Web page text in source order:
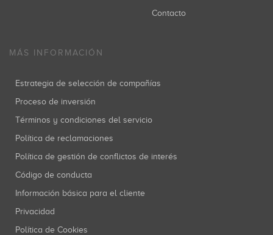
Contacto
MÁS INFORMACIÓN
Estrategia de selección de compañías
Proceso de inversión
Términos y condiciones del servicio
Política de reclamaciones
Política de gestión de conflictos de interés
Código de conducta
Información básica para el cliente
Privacidad
Política de Cookies